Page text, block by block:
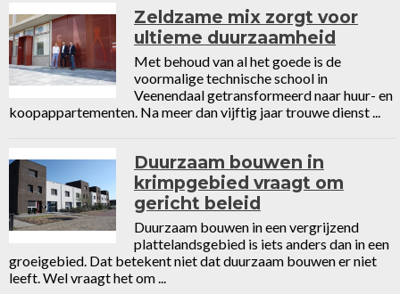
Zeldzame mix zorgt voor
ultieme duurzaamheid
Met behoud van al het goede is de
voormalige technische school in
Veenendaal getransformeerd naar huur- en
koopappartementen. Na meer dan vijftig jaar trouwe dienst ...
Duurzaam bouwen in
krimpgebied vraagt om
gericht beleid
Duurzaam bouwen in een vergrijzend
plattelandsgebied is iets anders dan in een
groeigebied. Dat betekent niet dat duurzaam bouwen er niet
leeft. Wel vraagt het om ...